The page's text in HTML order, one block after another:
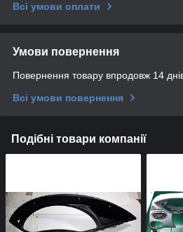
Всі умови оплати
Умови повернення
Повернення товару впродовж 14
Всі умови повернення
Подібні товари компанії